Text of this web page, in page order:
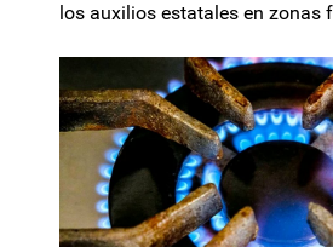
los auxilios estatales en zonas